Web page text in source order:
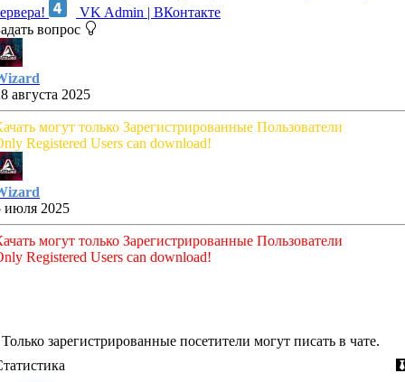
VK Admin | ВКонтакте
вопрос
августа 2025
могут только Зарегистрированные Пользователи
Registered Users can download!
июля 2025
могут только Зарегистрированные Пользователи
Registered Users can download!
Только зарегистрированные посетители могут писать в чате.